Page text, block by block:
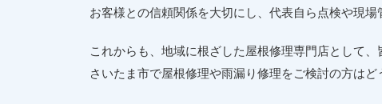
お客様との信頼関係を大切にし、代表自ら点検や現
これからも、地域に根ざした屋根修理専門店として、
さいたま市で屋根修理や雨漏り修理をご検討の方はど